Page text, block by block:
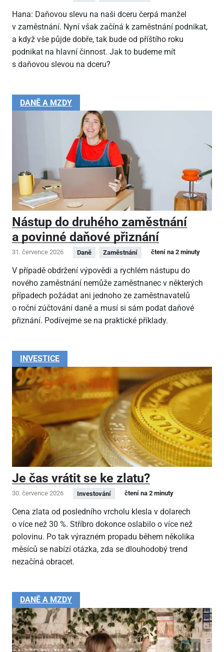
Hana: Daňovou slevu na naši dceru čerpá manžel
v zaměstnání. Nyní však začíná k zaměstnání podnikat,
a když vše půjde dobře, tak bude od příštího roku
podnikat na hlavní činnost. Jak to budeme mít
s daňovou slevou na dceru?
DANĚ A MZDY
Nástup do druhého zaměstnání
a povinné daňové přiznání
31. července 2026 Daně Zaměstnání čtení na 2 minuty
V případě obdržení výpovědi a rychlém nástupu do
nového zaměstnání nemůže zaměstnanec v některých
případech požádat ani jednoho ze zaměstnavatelů
o roční zúčtování daně a musí si sám podat daňové
přiznání. Podívejme se na praktické příklady.
INVESTICE
Je čas vrátit se ke zlatu?
30. července 2026 Investování čtení na 2 minuty
Cena zlata od posledního vrcholu klesla v dolarech
o více než 30 %. Stříbro dokonce oslabilo o více než
polovinu. Po tak výrazném propadu během několika
měsíců se nabízí otázka, zda se dlouhodobý trend
nezačíná obracet.
DANĚ A MZDY